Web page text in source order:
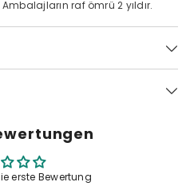
raf ömrü 2 yıldır.
erste Bewertung